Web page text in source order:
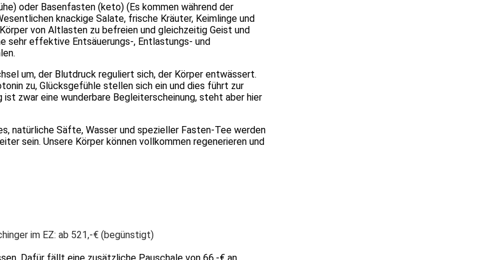
oder Basenfasten (keto) (Es kommen während der
knackige Salate, frische Kräuter, Keimlinge und
von Altlasten zu befreien und gleichzeitig Geist und
sehr effektive Entsäuerungs-, Entlastungs- und
um, der Blutdruck reguliert sich, der Körper entwässert.
zu, Glücksgefühle stellen sich ein und dies führt zur
ist zwar eine wunderbare Begleiterscheinung, steht aber hier
natürliche Säfte, Wasser und spezieller Fasten-Tee werden
sein. Unsere Körper können vollkommen regenerieren und
im EZ: ab 521,-€ (begünstigt)
Dafür fällt eine zusätzliche Pauschale von 66,-€ an.